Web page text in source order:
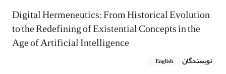
Digital Hermeneutics: From Historical Evolution
to the Redefining of Existential Concepts in the
Age of Artificial Intelligence
نویسندگان English